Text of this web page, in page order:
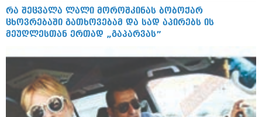
თებერვალი 2015 (286)
იანვარი 2015 (247)
დეკემბერი 2014 (342)
ნოემბერი 2014 (290)
აგვისტო 2014 (248)
ივლისი 2014 (313)
ივნისი 2014 (366)
მაისი 2014 (313)
რა შეცვალა ლალი მოროშკინას ბობოქარ
ცხოვრებაში გათხოვებამ და სად აპირებს ის
მეუღლესთან ერთად „გაპარვას”